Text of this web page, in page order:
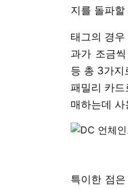
지를 돌파할
태그의 경
과가 조금
등 총 3가지
패밀리 카
매하는데 사
특이한 점